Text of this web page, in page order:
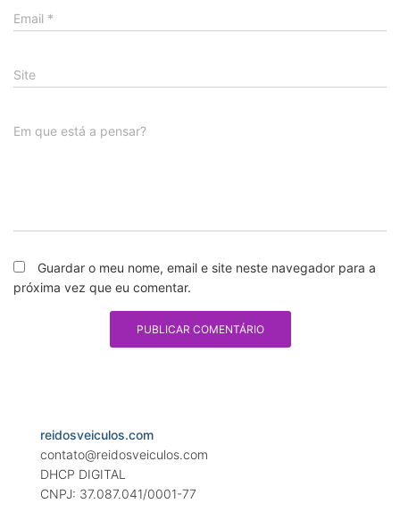
Email *
Site
Em que está a pensar?
Guardar o meu nome, email e site neste navegador para a
próxima vez que eu comentar.
reidosveiculos.com
contato@reidosveiculos.com
DHCP DIGITAL
CNPJ: 37.087.041/0001-77